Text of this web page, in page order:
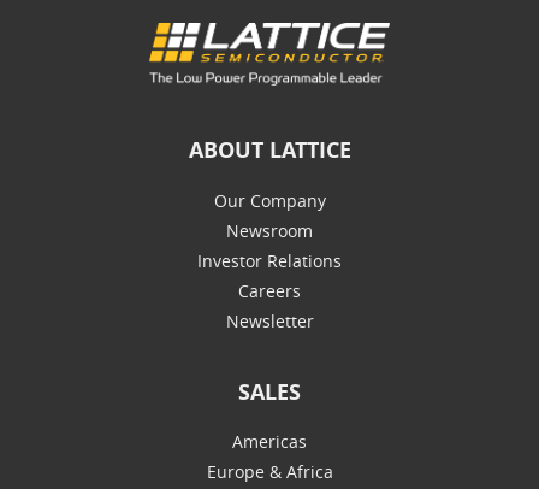
ABOUT LATTICE
Our Company
Newsroom
Investor Relations
Careers
Newsletter
SALES
Americas
Europe & Africa